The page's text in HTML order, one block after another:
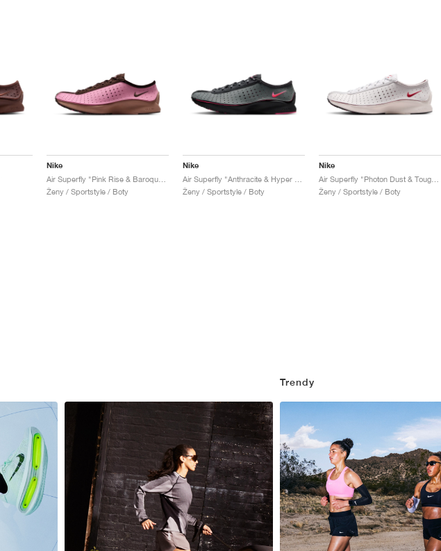
Nike
Ženy / Sportstyle / Boty
Nike
Ženy / Sportstyle / Boty
Nike
Ženy / Sportstyle / Boty
Trendy